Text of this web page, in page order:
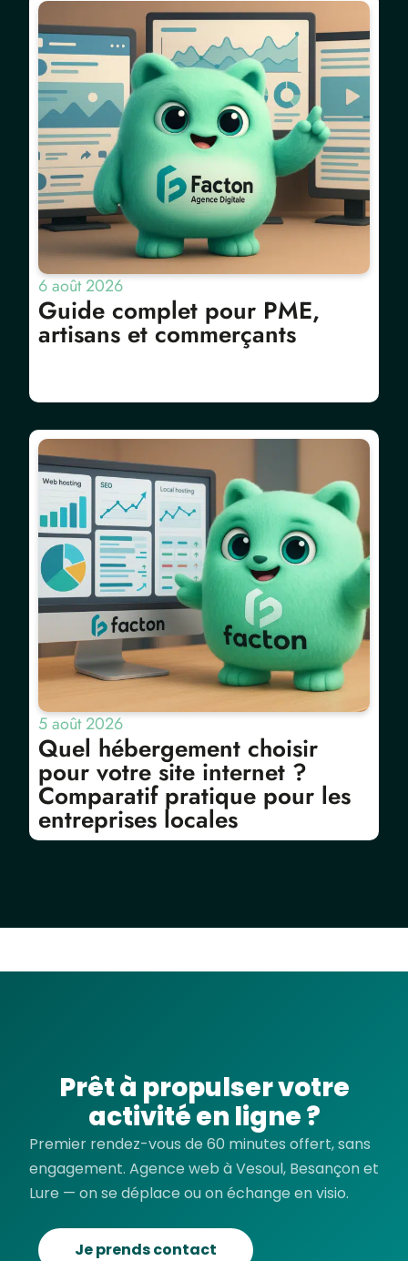
6 août 2026
Guide complet pour PME,
artisans et commerçants
5 août 2026
Quel hébergement choisir
pour votre site internet ?
Comparatif pratique pour les
entreprises locales
Prêt à propulser votre
activité en ligne ?
Premier rendez-vous de 60 minutes offert, sans
engagement. Agence web à Vesoul, Besançon et
Lure — on se déplace ou on échange en visio.
Je prends contact